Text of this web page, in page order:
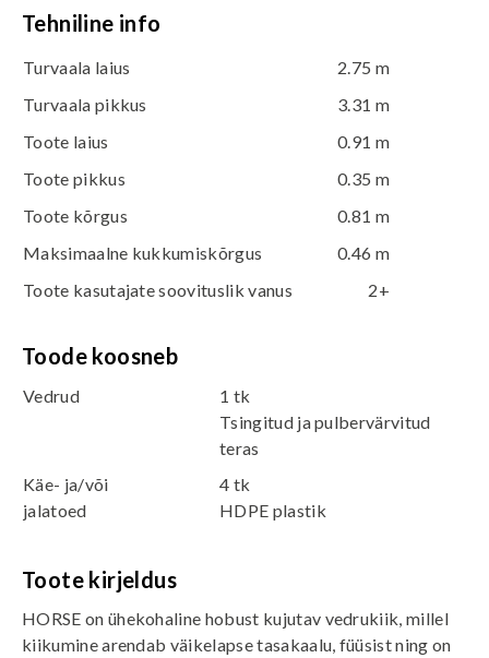
Tehniline info
Turvaala laius
2.75 m
Turvaala pikkus
3.31 m
Toote laius
0.91 m
Toote pikkus
0.35 m
Toote kõrgus
0.81 m
Maksimaalne kukkumiskõrgus
0.46 m
Toote kasutajate soovituslik vanus
2+
Toode koosneb
Vedrud
1 tk
Tsingitud ja pulbervärvitud
teras
Käe- ja/või
jalatoed
4 tk
HDPE plastik
Toote kirjeldus
HORSE on ühekohaline hobust kujutav vedrukiik, millel
kiikumine arendab väikelapse tasakaalu, füüsist ning on